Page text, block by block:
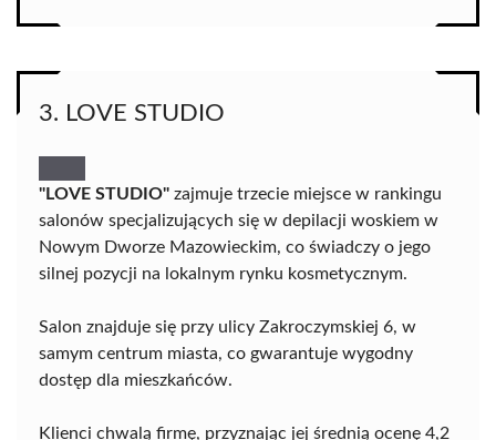
3. LOVE STUDIO
"LOVE STUDIO" zajmuje trzecie miejsce w rankingu
salonów specjalizujących się w depilacji woskiem w
Nowym Dworze Mazowieckim, co świadczy o jego
silnej pozycji na lokalnym rynku kosmetycznym.
Salon znajduje się przy ulicy Zakroczymskiej 6, w
samym centrum miasta, co gwarantuje wygodny
dostęp dla mieszkańców.
Klienci chwalą firmę, przyznając jej średnią ocenę 4,2